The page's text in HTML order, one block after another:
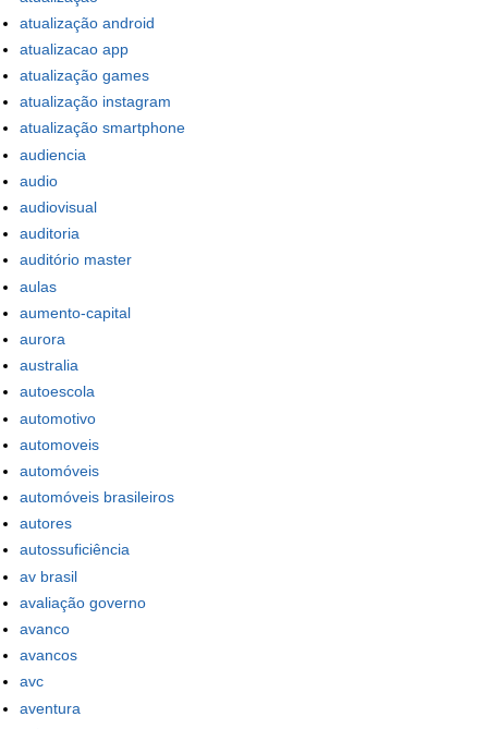
atualização android
atualizacao app
atualização games
atualização instagram
atualização smartphone
audiencia
audio
audiovisual
auditoria
auditório master
aulas
aumento-capital
aurora
australia
autoescola
automotivo
automoveis
automóveis
automóveis brasileiros
autores
autossuficiência
av brasil
avaliação governo
avanco
avancos
avc
aventura